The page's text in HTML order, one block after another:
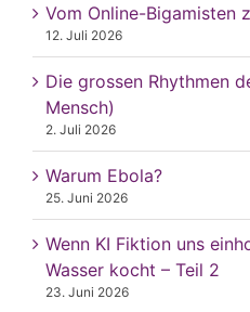
Vom Online-Bigamisten
12. Juli 2026
Die grossen Rhythmen
Mensch)
2. Juli 2026
Warum Ebola?
25. Juni 2026
Wenn KI Fiktion uns
Wasser kocht – Teil 2
23. Juni 2026